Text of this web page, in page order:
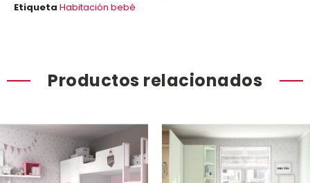
Etiqueta Habitación bebé
Productos relacionados